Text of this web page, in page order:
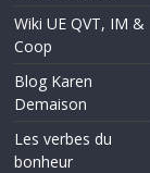
Wiki UE QVT, IM &
Coop
Blog Karen
Demaison
Les verbes du
bonheur